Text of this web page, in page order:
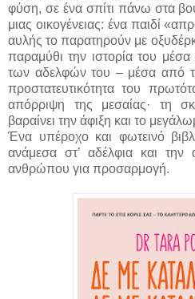
φύση, σε ένα σπίτι πάνω στα
μιας οικογένειας: ένα παιδί
αυλής το παρατηρούν με
παραμύθι την ιστορία του
των αδελφών του – μέσα από
προστατευτικότητα του
απόρριψη της μεσαίας· τη
βαραίνει την άφιξη και το
Ένα υπέροχο και φωτεινό
ανάμεσα στ’ αδέλφια και την
ανθρώπου για προσαρμογή.